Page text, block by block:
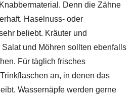
Denn die Zähne
Haselnuss- oder
beliebt. Kräuter und
Salat und Möhren sollten ebenfalls
Für täglich frisches
an, in denen das
Wassernäpfe werden gerne